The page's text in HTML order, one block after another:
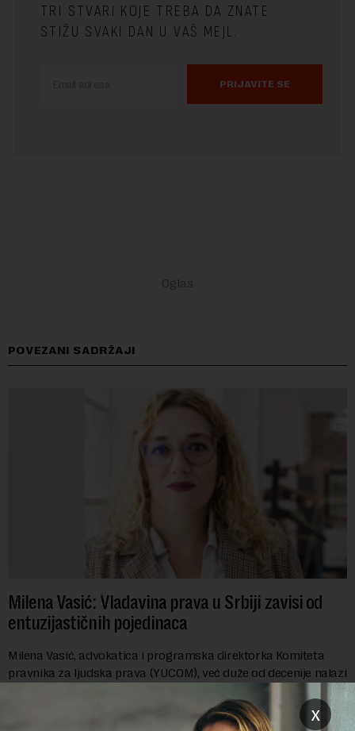
TRI STVARI KOJE TREBA DA ZNATE
STIŽU SVAKI DAN U VAŠ MEJL.
PRIJAVITE SE
POVEZANI SADRŽAJI
Milena Vasić: Vladavina prava u Srbiji zavisi od
entuzijastičnih pojedinaca
Milena Vasić, advokatica i programska direktorka Komiteta
pravnika za ljudska prava (YUCOM), već duže od decenije nalazi
marginalizovanih grupa, žrtava diskrimi...
x